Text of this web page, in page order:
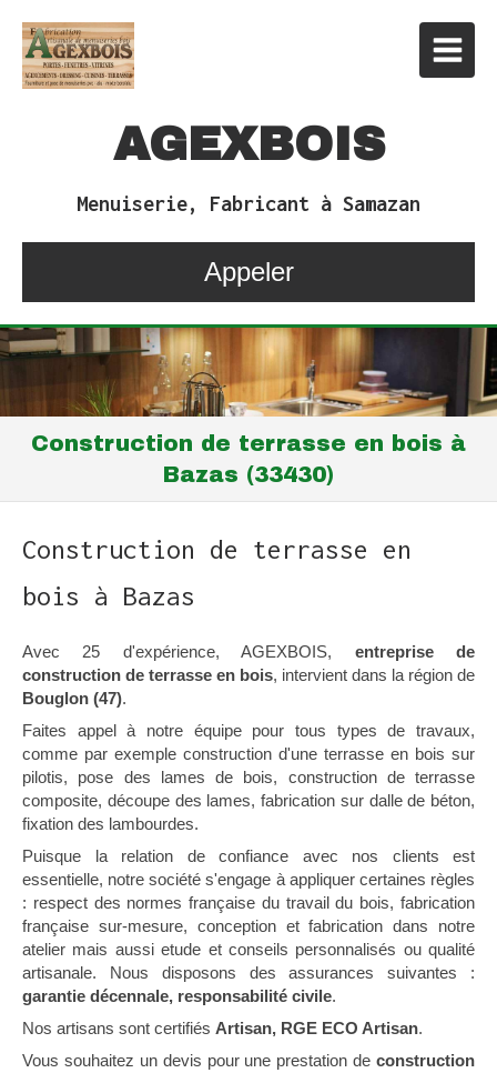
AGEXBOIS
Menuiserie, Fabricant à Samazan
Appeler
Construction de terrasse en bois à
Bazas (33430)
Construction de terrasse en
bois à Bazas
Avec 25 d'expérience, AGEXBOIS, entreprise de
construction de terrasse en bois, intervient dans la région de
Bouglon (47).
Faites appel à notre équipe pour tous types de travaux,
comme par exemple construction d'une terrasse en bois sur
pilotis, pose des lames de bois, construction de terrasse
composite, découpe des lames, fabrication sur dalle de béton,
fixation des lambourdes.
Puisque la relation de confiance avec nos clients est
essentielle, notre société s'engage à appliquer certaines règles
: respect des normes française du travail du bois, fabrication
française sur-mesure, conception et fabrication dans notre
atelier mais aussi etude et conseils personnalisés ou qualité
artisanale. Nous disposons des assurances suivantes :
garantie décennale, responsabilité civile.
Nos artisans sont certifiés Artisan, RGE ECO Artisan.
Vous souhaitez un devis pour une prestation de construction